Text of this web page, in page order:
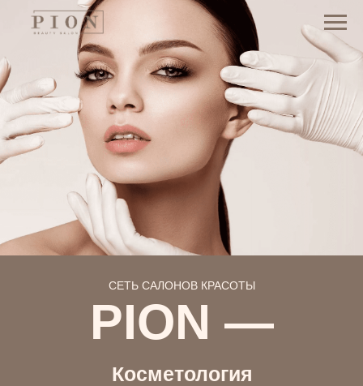
PION —
СЕТЬ САЛОНОВ КРАСОТЫ
Косметология